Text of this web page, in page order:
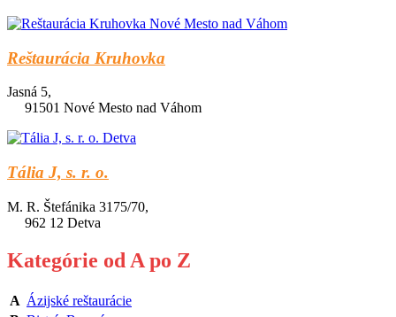
Reštaurácia Kruhovka
Jasná 5,
91501 Nové Mesto nad Váhom
Tália J, s. r. o.
M. R. Štefánika 3175/70,
962 12 Detva
Kategórie od A po Z
A Ázijské reštaurácie